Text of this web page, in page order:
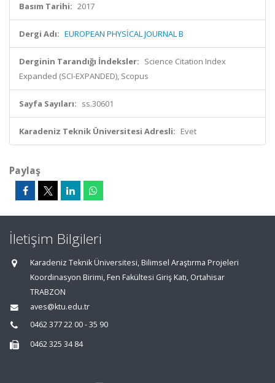
Basım Tarihi: 2017
Dergi Adı: EUROPEAN PHYSİCAL JOURNAL B
Derginin Tarandığı İndeksler: Science Citation Index
Expanded (SCI-EXPANDED), Scopus
Sayfa Sayıları: ss.30601
Karadeniz Teknik Üniversitesi Adresli: Evet
Paylaş
İletişim Bilgileri
Karadeniz Teknik Üniversitesi, Bilimsel Araştırma Projeleri
Koordinasyon Birimi, Fen Fakültesi Giriş Katı, Ortahisar
TRABZON
aves@ktu.edu.tr
0462 377 22 00 - 35 90
0462 325 34 84